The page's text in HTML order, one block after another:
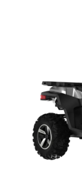
hvězdiček.